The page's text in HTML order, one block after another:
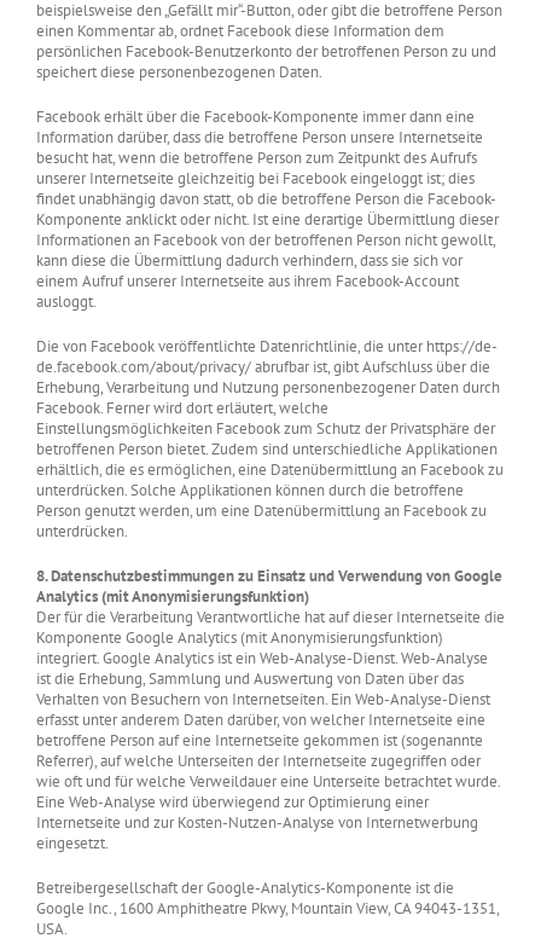
beispielsweise den „Gefällt mir“-Button, oder gibt die betroffene Person
einen Kommentar ab, ordnet Facebook diese Information dem
persönlichen Facebook-Benutzerkonto der betroffenen Person zu und
speichert diese personenbezogenen Daten.
Facebook erhält über die Facebook-Komponente immer dann eine
Information darüber, dass die betroffene Person unsere Internetseite
besucht hat, wenn die betroffene Person zum Zeitpunkt des Aufrufs
unserer Internetseite gleichzeitig bei Facebook eingeloggt ist; dies
findet unabhängig davon statt, ob die betroffene Person die Facebook-
Komponente anklickt oder nicht. Ist eine derartige Übermittlung dieser
Informationen an Facebook von der betroffenen Person nicht gewollt,
kann diese die Übermittlung dadurch verhindern, dass sie sich vor
einem Aufruf unserer Internetseite aus ihrem Facebook-Account
ausloggt.
Die von Facebook veröffentlichte Datenrichtlinie, die unter https://de-
de.facebook.com/about/privacy/ abrufbar ist, gibt Aufschluss über die
Erhebung, Verarbeitung und Nutzung personenbezogener Daten durch
Facebook. Ferner wird dort erläutert, welche
Einstellungsmöglichkeiten Facebook zum Schutz der Privatsphäre der
betroffenen Person bietet. Zudem sind unterschiedliche Applikationen
erhältlich, die es ermöglichen, eine Datenübermittlung an Facebook zu
unterdrücken. Solche Applikationen können durch die betroffene
Person genutzt werden, um eine Datenübermittlung an Facebook zu
unterdrücken.
8. Datenschutzbestimmungen zu Einsatz und Verwendung von Google
Analytics (mit Anonymisierungsfunktion)
Der für die Verarbeitung Verantwortliche hat auf dieser Internetseite die
Komponente Google Analytics (mit Anonymisierungsfunktion)
integriert. Google Analytics ist ein Web-Analyse-Dienst. Web-Analyse
ist die Erhebung, Sammlung und Auswertung von Daten über das
Verhalten von Besuchern von Internetseiten. Ein Web-Analyse-Dienst
erfasst unter anderem Daten darüber, von welcher Internetseite eine
betroffene Person auf eine Internetseite gekommen ist (sogenannte
Referrer), auf welche Unterseiten der Internetseite zugegriffen oder
wie oft und für welche Verweildauer eine Unterseite betrachtet wurde.
Eine Web-Analyse wird überwiegend zur Optimierung einer
Internetseite und zur Kosten-Nutzen-Analyse von Internetwerbung
eingesetzt.
Betreibergesellschaft der Google-Analytics-Komponente ist die
Google Inc., 1600 Amphitheatre Pkwy, Mountain View, CA 94043-1351,
USA.